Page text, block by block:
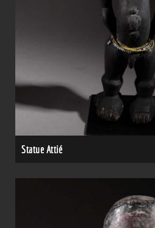
Statue Attié